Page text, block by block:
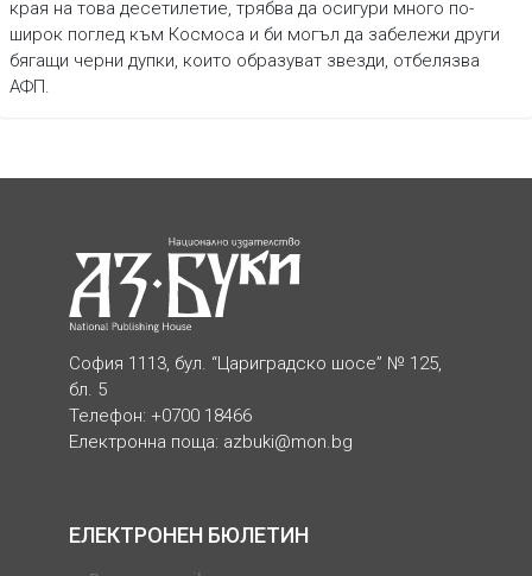
края на това десетилетие, трябва да осигури много по-
широк поглед към Космоса и би могъл да забележи други
бягащи черни дупки, които образуват звезди, отбелязва
АФП.
София 1113, бул. “Цариградско шосе” № 125,
бл. 5
Телефон: +0700 18466
Електронна поща: azbuki@mon.bg
ЕЛЕКТРОНЕН БЮЛЕТИН